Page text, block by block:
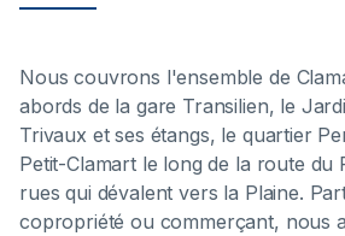
Nous couvrons l'ensemble de
abords de la gare Transilien, le
Trivaux et ses étangs, le quartier
Petit-Clamart le long de la route du
rues qui dévalent vers la Plaine.
copropriété ou commerçant, nous